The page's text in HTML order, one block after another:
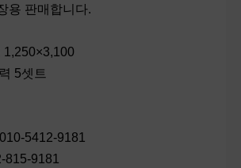
용 판매합니다.
1,250×3,100
5셋트
5412-9181
9181